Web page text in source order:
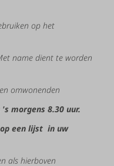
op het
name dient te worden
en omwonenden
's morgens 8.30 uur.
op een lijst in uw
als hierboven